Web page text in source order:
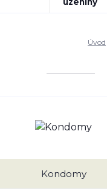
Úvod
Kondomy